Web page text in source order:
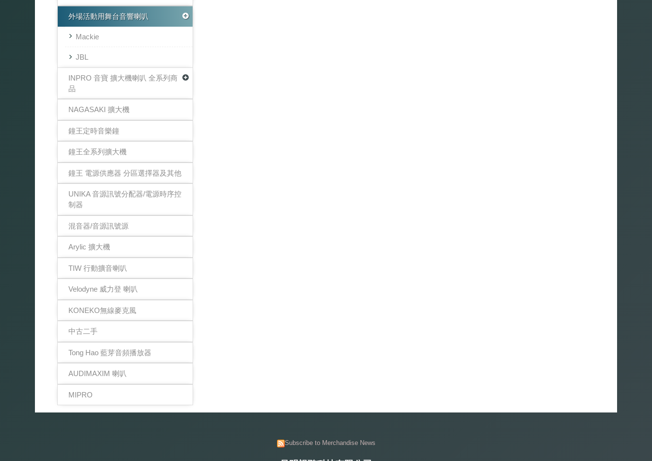
外場活動用舞台音響喇叭
Mackie
JBL
INPRO 音寶 擴大機喇叭 全系列商
品
NAGASAKI 擴大機
鐘王定時音樂鐘
鐘王全系列擴大機
鐘王 電源供應器 分區選擇器及其他
UNIKA 音源訊號分配器/電源時序控
制器
混音器/音源訊號源
Arylic 擴大機
TIW 行動擴音喇叭
Velodyne 威力登 喇叭
KONEKO無線麥克風
中古二手
Tong Hao 藍芽音頻播放器
AUDIMAXIM 喇叭
MIPRO
Subscribe to Merchandise News